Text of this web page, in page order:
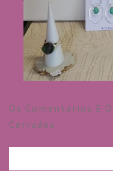
Os Comentarios E
Cerrados.